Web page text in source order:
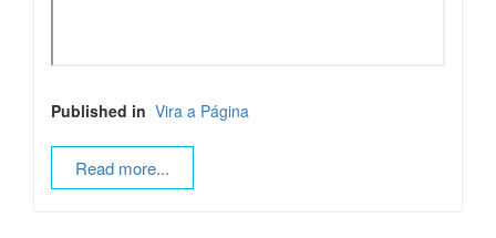
Published in Vira a Página
Read more...